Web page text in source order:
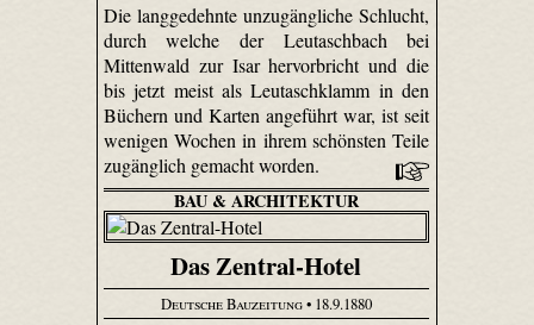
Die langgedehnte unzugängliche Schlucht,
durch welche der Leutaschbach bei
Mittenwald zur Isar hervorbricht und die
bis jetzt meist als Leutaschklamm in den
Büchern und Karten angeführt war, ist seit
wenigen Wochen in ihrem schönsten Teile
zugänglich gemacht worden.
BAU & ARCHITEKTUR
Das Zentral-Hotel
Deutsche Bauzeitung• 18.9.1880